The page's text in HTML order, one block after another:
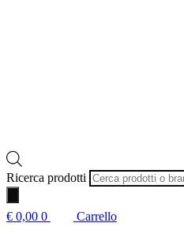
Ricerca prodotti
€ 0,00 0 Carrello